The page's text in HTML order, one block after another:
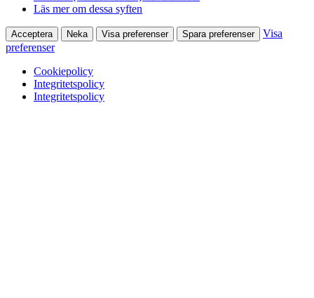
Läs mer om dessa syften
Acceptera Neka Visa preferenser Spara preferenser
Visa
preferenser
Cookiepolicy
Integritetspolicy
Integritetspolicy